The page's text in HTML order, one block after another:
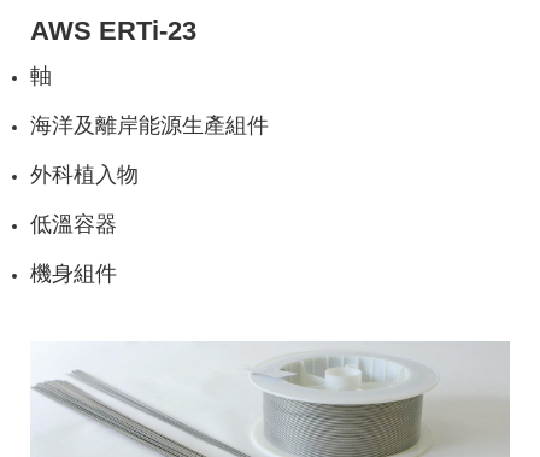
AWS ERTi-23
軸
海洋及離岸能源生產組件
外科植入物
低溫容器
機身組件